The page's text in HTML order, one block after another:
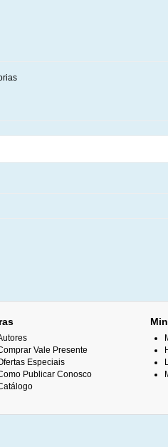
Vale Presente
Especiais
Publicar Conosco